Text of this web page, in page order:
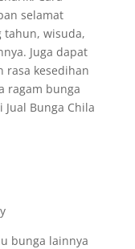
selamat
tahun, wisuda,
Juga dapat
rasa kesedihan
ragam bunga
Bunga Chila
bunga lainnya